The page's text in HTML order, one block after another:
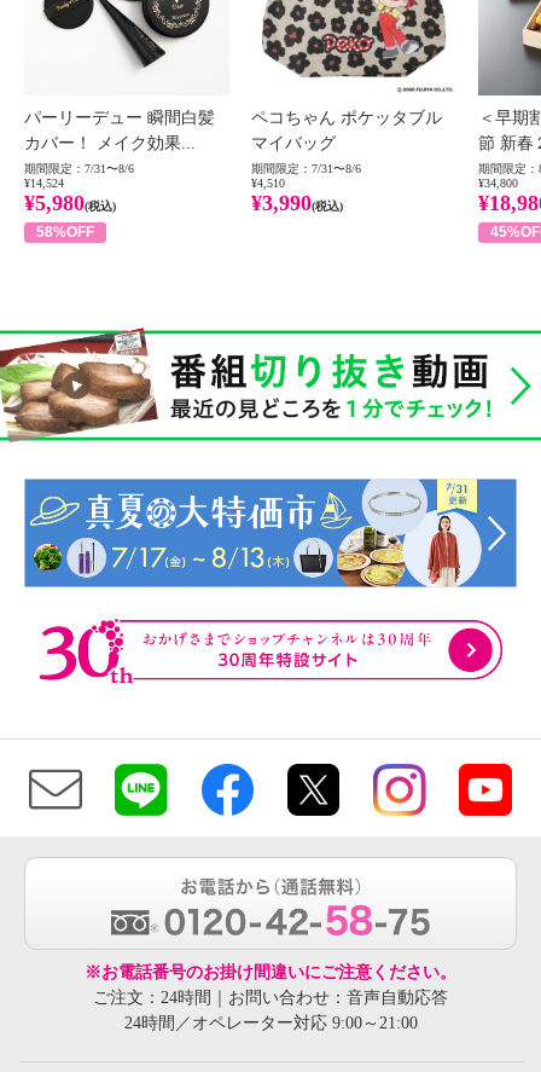
パーリーデュー 瞬間白髪
カバー！ メイク効果...
期間限定：7/31〜8/6
¥14,524
¥5,980(税込)
58%OFF
ペコちゃん ポケッタブル
マイバッグ
期間限定：7/31〜8/6
¥4,510
¥3,990(税込)
＜早期
節 新春
期間限定：
¥34,800
※お電話番号のお掛け間違いにご注意ください。
ご注文：24時間｜お問い合わせ：音声自動応答
24時間／オペレーター対応 9:00～21:00